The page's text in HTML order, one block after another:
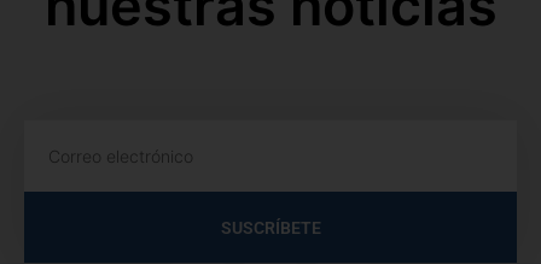
SUSCRÍBETE